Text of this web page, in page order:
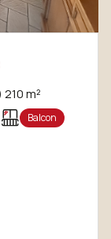
Maison 8 pièce(s) 4 chambre(s) 210 m²
Balcon